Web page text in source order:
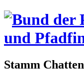
Stamm Chatten